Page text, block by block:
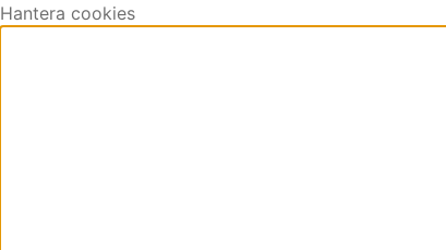
Hantera cookies